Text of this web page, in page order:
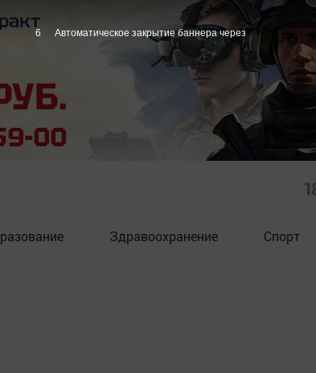
Здравоохранение Спорт
5 Автоматическое закрытие баннера через